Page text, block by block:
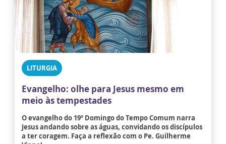
LITURGIA
Evangelho: olhe para Jesus mesmo em
meio às tempestades
O evangelho do 19º Domingo do Tempo Comum narra
Jesus andando sobre as águas, convidando os discípulos
a ter coragem. Faça a reflexão com o Pe. Guilherme